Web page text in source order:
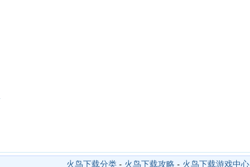
火鸟下载分类 - 火鸟下载攻略 - 火鸟下载游戏中心